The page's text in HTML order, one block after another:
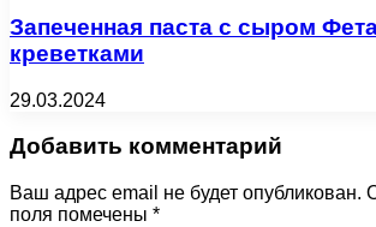
Запеченная паста с сыром
креветками
29.03.2024
Добавить комментарий
Ваш адрес email не будет опубликован.
поля помечены *